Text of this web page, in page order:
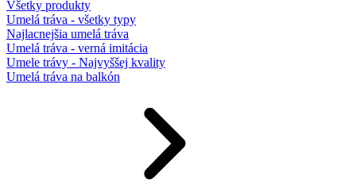
Všetky produkty
Umelá tráva - všetky typy
Najlacnejšia umelá tráva
Umelá tráva - verná imitácia
Umele trávy - Najvyššej kvality
Umelá tráva na balkón